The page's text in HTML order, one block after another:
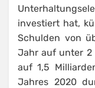
investiert hat,
Schulden von
Jahr auf unter 2
auf 1,5
Jahres 2020